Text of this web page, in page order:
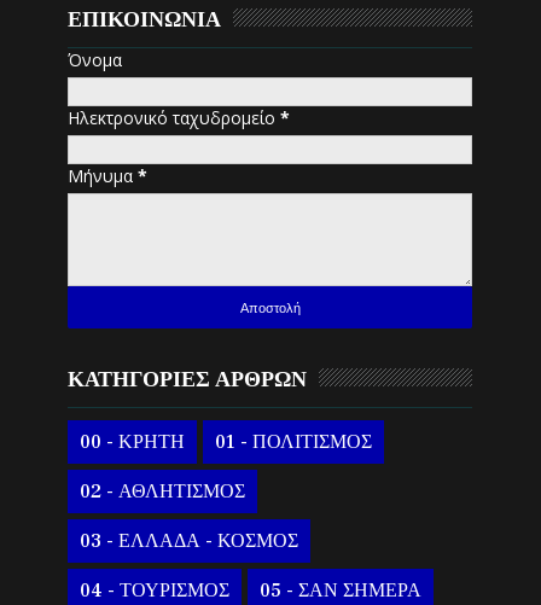
ΕΠΙΚΟΙΝΩΝΙΑ
Όνομα
Ηλεκτρονικό ταχυδρομείο*
Μήνυμα*
ΚΑΤΗΓΟΡΙΕΣ ΑΡΘΡΩΝ
00 - ΚΡΗΤΗ 01 - ΠΟΛΙΤΙΣΜΟΣ
02 - ΑΘΛΗΤΙΣΜΟΣ
03 - ΕΛΛΑΔΑ - ΚΟΣΜΟΣ
04 - ΤΟΥΡΙΣΜΟΣ 05 - ΣΑΝ ΣΗΜΕΡΑ